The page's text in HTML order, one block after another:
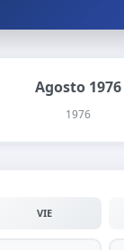
Agosto 1976
1976
VIE